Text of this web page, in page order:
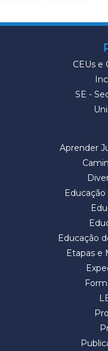
CEUs e
SE -
Aprender
Educação
Etapas e